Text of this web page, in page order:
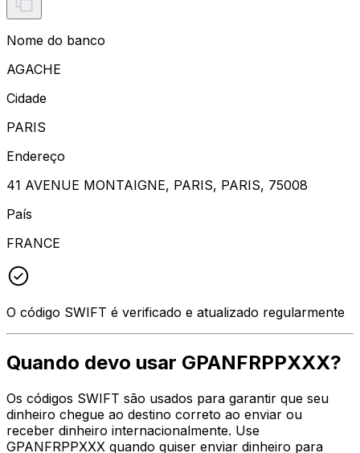
Nome do banco
AGACHE
Cidade
PARIS
Endereço
41 AVENUE MONTAIGNE, PARIS, PARIS, 75008
País
FRANCE
O código SWIFT é verificado e atualizado regularmente
Quando devo usar GPANFRPPXXX?
Os códigos SWIFT são usados para garantir que seu
dinheiro chegue ao destino correto ao enviar ou
receber dinheiro internacionalmente. Use
GPANFRPPXXX quando quiser enviar dinheiro para